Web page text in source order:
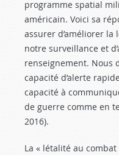
programme spatial
américain. Voici sa
assurer d’améliorer la
notre surveillance et
renseignement. Nous
capacité d’alerte
capacité à
de guerre comme en
2016).
La « létalité au combat